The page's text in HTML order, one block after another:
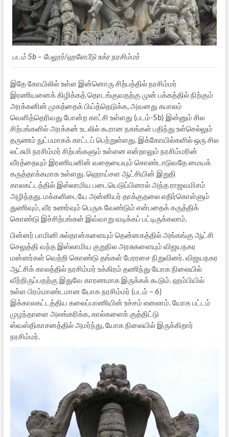
படம் 5b – பேலூர்/ஹளேபீடு உக்ர நரசிம்மர்
இதே கோயிலில் உள்ள இன்னொரு சிற்பத்தில் நரசிம்மர்
இரணியனைக் கிழிக்கத் தொடங்குவதற்கு முன் பக்கத்தில் நிற்கும்
அரக்கனின் முகத்தைக் பிய்த்தெடுக்க, அவனது கபாலம்
வெளித்தெரிவது போன்ற காட்சி உள்ளது (படம்-5b) இன்னும் சில
சிற்பங்களில் அரக்கன் உடலில் கூரான நகங்கள் பதிந்து உள்செல்லும்
தருணம் நுட்பமாகக் காட்டப் பெற்றுள்ளது. இக்கோயில்களில் ஒரு சில
லட்சுமி நரசிம்மர் சிற்பங்களும் உள்ளன என்றாலும் நரசிம்மரின்
வீரத்தையும் இரணியனின் வதையையும் கொண்டாடுவதே மையக்
கருத்தாக்கமாக உள்ளது. ஹொய்சள ஆட்சியின் இறுதி
காலகட்டத்தில் இஸ்லாமிய படையெடுப்பினால் அந்த ராஜவமிசம்
அழிந்தது. மக்களிடையே அன்னியர் தாக்குதலை எதிர்கொள்ளும்
துணிவும், வீர உணர்வும் பெருக வேண்டும் என்பதைக் கருத்திக்
கொண்டு இச்சிற்பங்கள் இவ்வாறு வடிக்கப் பட்டிருக்கலாம்.
பின்னர் பாமினி சுல்தான்களையும் தென்னகத்தில் அங்கங்கு ஆட்சி
செலுத்தி வந்த இஸ்லாமிய குறுநில அரசுகளையும் விஜயநகர
மன்னர்கள் வெற்றி கொண்டு தங்கள் பேரரசை நிறுவினர். விஜயநகர
ஆட்சிக் காலத்தில் நரசிம்மர் உக்கிரம் தணிந்து யோக நிலையில்
வீற்றிருப்பதற்கு இதுவே காரணமாக இருக்கக் கூடும். ஹம்பியில்
உள்ள பிரம்மாண்டமான யோக நரசிம்மர் (படம் – 6)
இக்காலகட்டத்திய கலைப்பாணியின் உச்சம் எனலாம். யோக பட்டம்
முழந்தாளை அலங்கரிக்க, கால்களைக் குத்திட்டு
ஸ்வஸ்திகாசனத்தில் அமர்ந்து, யோக நிலையில் இருக்கிறார்
நரசிம்மர்.